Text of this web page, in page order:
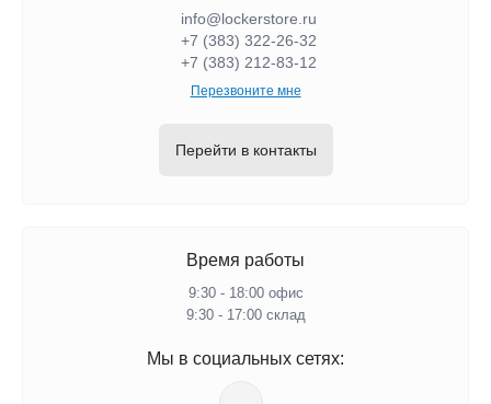
info@lockerstore.ru
+7 (383) 322-26-32
+7 (383) 212-83-12
Перезвоните мне
Перейти в контакты
Время работы
9:30 - 18:00 офис
9:30 - 17:00 склад
Мы в социальных сетях: